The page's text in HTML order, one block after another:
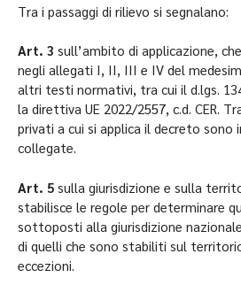
Tra i passaggi di rilievo si segnalano:
Art. 3 sull’ambito di applicazione,
negli allegati I, II, III e IV del
altri testi normativi, tra cui il d.lgs.
la direttiva UE 2022/2557, c.d. CER.
privati a cui si applica il decreto sono
collegate.
Art. 5 sulla giurisdizione e sulla
stabilisce le regole per determinare
sottoposti alla giurisdizione
di quelli che sono stabiliti sul
eccezioni.